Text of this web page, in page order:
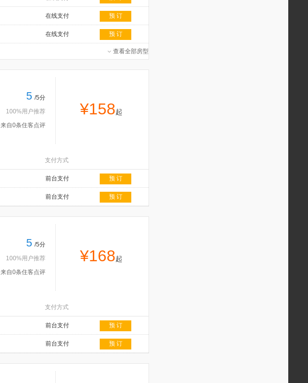
在线支付 预 订
在线支付 预 订
查看全部房型
5 /5分
100%用户推荐
来自0条住客点评
¥158起
支付方式
前台支付 预 订
前台支付 预 订
5 /5分
100%用户推荐
来自0条住客点评
¥168起
支付方式
前台支付 预 订
前台支付 预 订